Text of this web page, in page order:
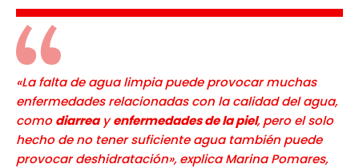
«La falta de agua limpia puede provocar muchas
enfermedades relacionadas con la calidad del agua,
comodiarreayenfermedades de la piel, pero el solo
hecho de no tener suficiente agua también puede
provocar deshidratación», explica Marina Pomares,